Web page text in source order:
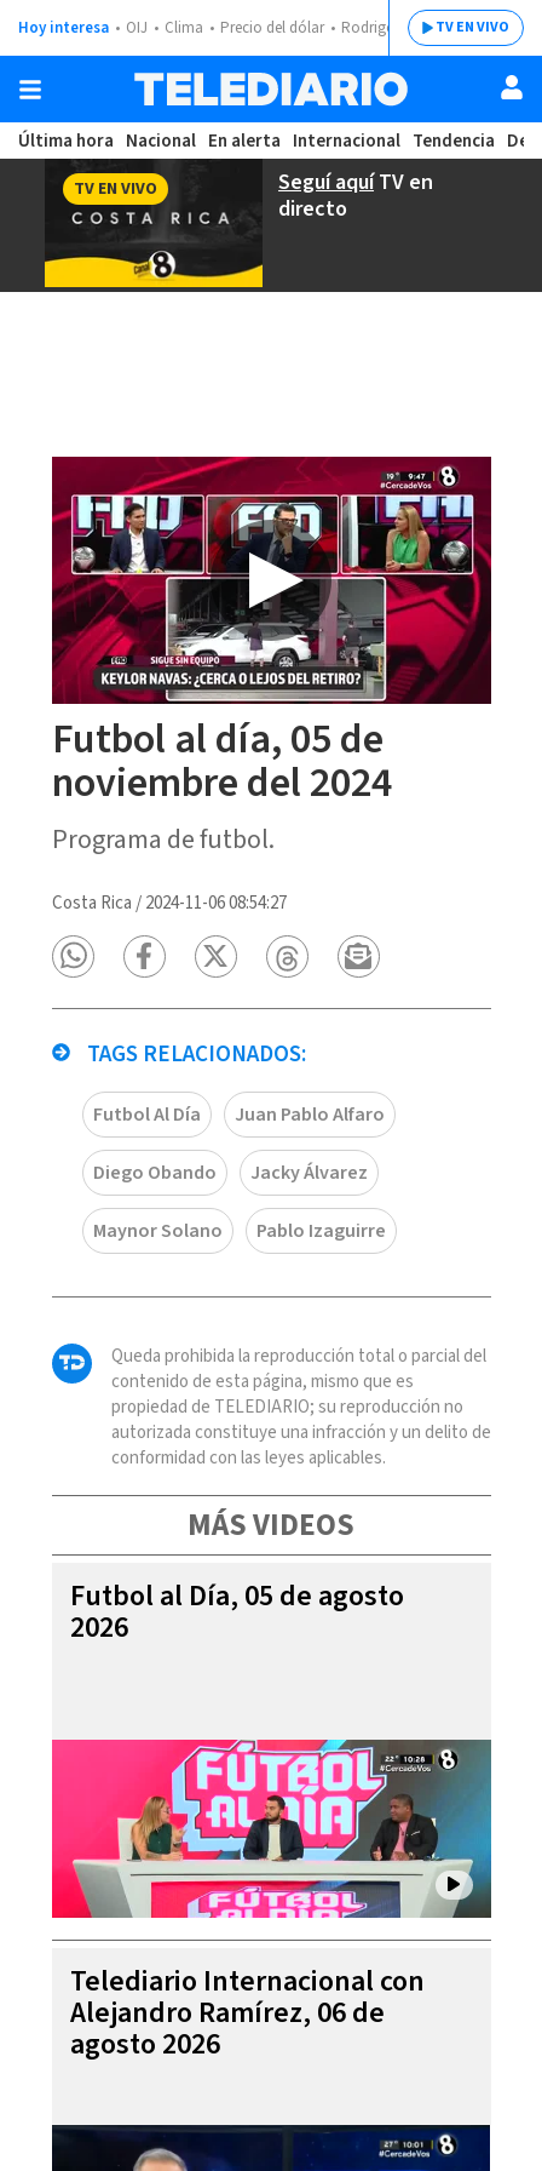
Hoy interesa OIJ Clima Precio del dólar Rodrigo ChavesTV EN VIVO
Última hora Nacional En alerta Internacional Tendencia
Seguí aquíTV en
directo
TV EN VIVO
Futbol al día, 05 de
noviembre del 2024
Programa de futbol.
Costa Rica /2024-11-06 08:54:27
TAGS RELACIONADOS:
Futbol Al Día Juan Pablo Alfaro
Diego Obando Jacky Álvarez
Maynor Solano Pablo Izaguirre
Queda prohibida la reproducción total o parcial del
contenido de esta página, mismo que es
propiedad de TELEDIARIO; su reproducción no
autorizada constituye una infracción y un delito de
conformidad con las leyes aplicables.
MÁS VIDEOS
Futbol al Día, 05 de agosto
2026
Telediario Internacional con
Alejandro Ramírez, 06 de
agosto 2026